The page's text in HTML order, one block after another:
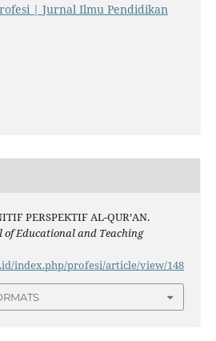
| Jurnal Ilmu Pendidikan
PERSPEKTIF AL-QUR’AN.
of Educational and Teaching
index.php/profesi/article/view/148